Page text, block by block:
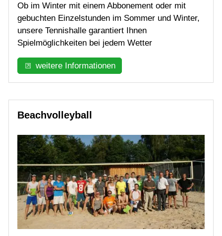
Ob im Winter mit einem Abbonement oder mit
gebuchten Einzelstunden im Sommer und Winter,
unsere Tennishalle garantiert Ihnen
Spielmöglichkeiten bei jedem Wetter
weitere Informationen
Beachvolleyball